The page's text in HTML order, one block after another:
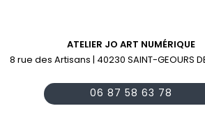
ATELIER JO ART NUMÉRIQUE
8 rue des Artisans | 40230 SAINT-GEOURS
06 87 58 63 78